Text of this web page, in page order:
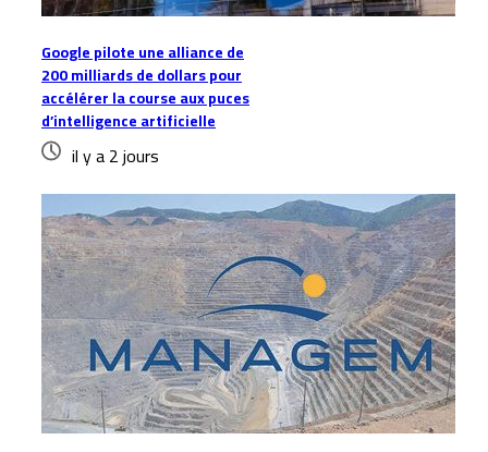
Google pilote une alliance de
200 milliards de dollars pour
accélérer la course aux puces
d’intelligence artificielle
il y a 2 jours